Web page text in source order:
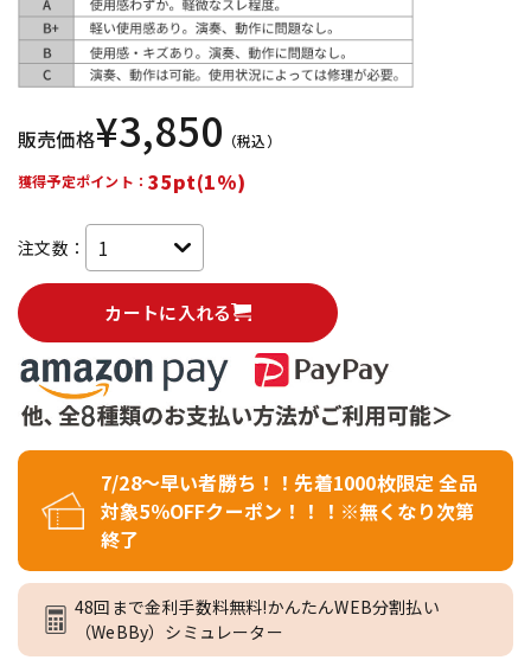
販売価格¥3,850 （税込）
獲得予定ポイント：35pt(1%)
注文数：
カートに入れる
7/28～早い者勝ち！！先着1000枚限定 全品
対象5％OFFクーポン！！！※無くなり次第
終了
48回まで金利手数料無料!かんたんWEB分割払い
（WeBBy）シミュレーター